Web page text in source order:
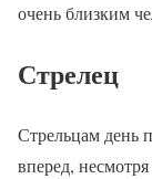
очень близким
Стрелец
Стрельцам день
вперед,